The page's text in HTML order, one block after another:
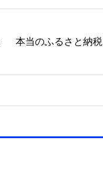
本当のふるさと納税